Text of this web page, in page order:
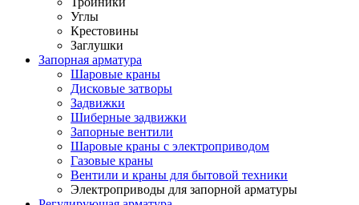
Углы
Крестовины
Заглушки
Запорная арматура
Шаровые краны
Дисковые затворы
Задвижки
Шиберные задвижки
Запорные вентили
Шаровые краны с электроприводом
Газовые краны
Вентили и краны для бытовой техники
Электроприводы для запорной арматуры